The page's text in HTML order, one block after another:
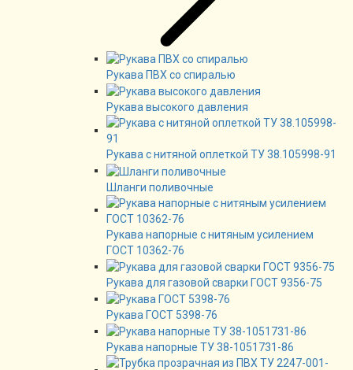
Рукава ПВХ со спиралью
Рукава высокого давления
Рукава с нитяной оплеткой ТУ 38.105998-91
Шланги поливочные
Рукава напорные с нитяным усилением
ГОСТ 10362-76
Рукава для газовой сварки ГОСТ 9356-75
Рукава ГОСТ 5398-76
Рукава напорные ТУ 38-1051731-86